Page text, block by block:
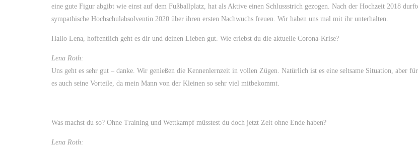
eine gute Figur abgibt wie einst auf dem Fußballplatz, hat als Aktive einen Schlussstrich gezogen. Nach der Hochzeit 2018
sympathische Hochschulabsolventin 2020 über ihren ersten Nachwuchs freuen. Wir haben uns mal mit ihr unterhalten.
Hallo Lena, hoffentlich geht es dir und deinen Lieben gut. Wie erlebst du die aktuelle Corona-Krise?
Lena Roth:
Uns geht es sehr gut – danke. Wir genießen die Kennenlernzeit in vollen Zügen. Natürlich ist es eine seltsame Situation, aber
es auch seine Vorteile, da mein Mann von der Kleinen so sehr viel mitbekommt.
Was machst du so? Ohne Training und Wettkampf müsstest du doch jetzt Zeit ohne Ende haben?
Lena Roth: